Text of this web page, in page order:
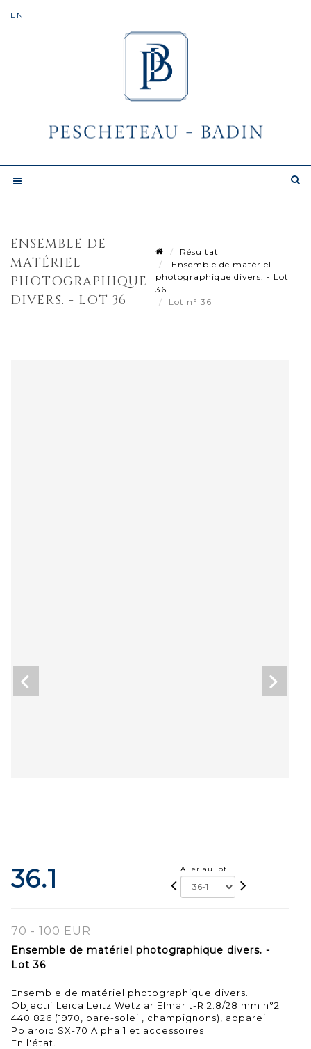
ENSEMBLE DE
MATÉRIEL
PHOTOGRAPHIQUE
DIVERS. - LOT 36
Résultat
Ensemble de matériel
photographique divers. - Lot
36
Lot n° 36
36.1 Aller au lot
70 - 100 EUR
Ensemble de matériel photographique divers. -
Lot 36
Ensemble de matériel photographique divers.
Objectif Leica Leitz Wetzlar Elmarit-R 2.8/28 mm n°2
440 826 (1970, pare-soleil, champignons), appareil
Polaroid SX-70 Alpha 1 et accessoires.
En l'état.